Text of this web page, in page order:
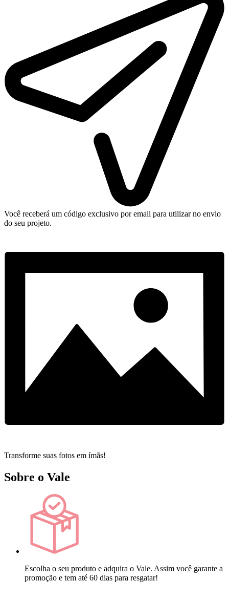
Você receberá um código exclusivo por email para utilizar no envio
do seu projeto.
Transforme suas fotos em ímãs!
Sobre o Vale
Escolha o seu produto e adquira o Vale. Assim você garante a
promoção e tem até 60 dias para resgatar!